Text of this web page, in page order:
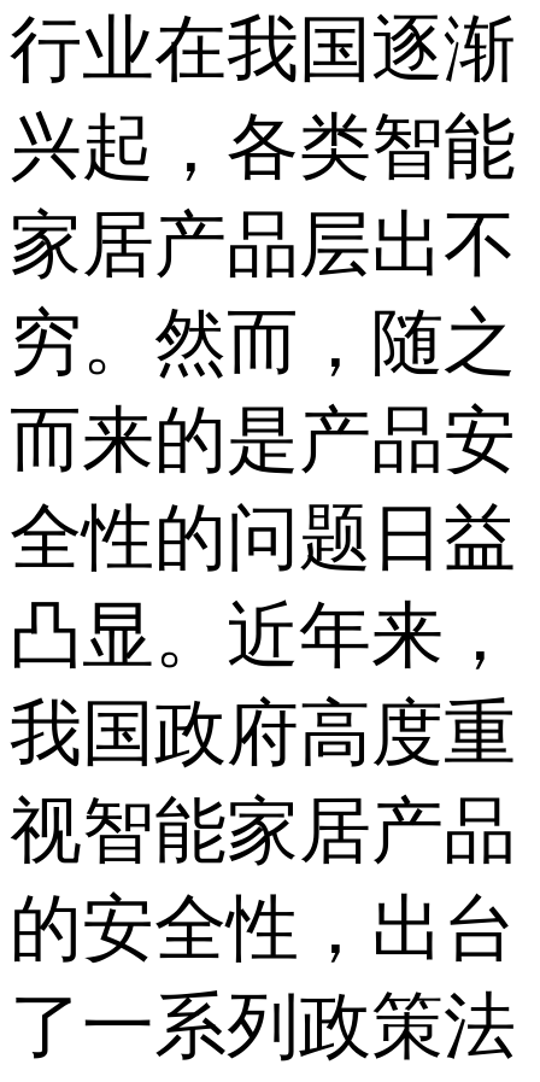
行业在我国逐渐
兴起，各类智能
家居产品层出不
穷。然而，随之
而来的是产品安
全性的问题日益
凸显。近年来，
我国政府高度重
视智能家居产品
的安全性，出台
了一系列政策法